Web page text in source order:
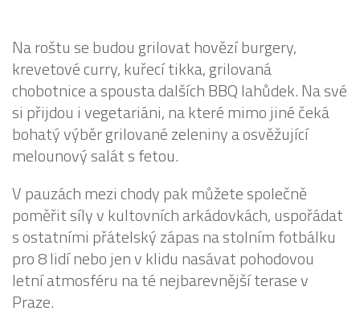
Na roštu se budou grilovat hovězí burgery,
krevetové curry, kuřecí tikka, grilovaná
chobotnice a spousta dalších BBQ lahůdek. Na své
si přijdou i vegetariáni, na které mimo jiné čeká
bohatý výběr grilované zeleniny a osvěžující
melounový salát s fetou.
V pauzách mezi chody pak můžete společně
poměřit síly v kultovních arkádovkách, uspořádat
s ostatními přátelský zápas na stolním fotbálku
pro 8 lidí nebo jen v klidu nasávat pohodovou
letní atmosféru na té nejbarevnější terase v
Praze.